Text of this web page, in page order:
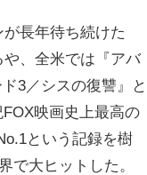
長年待ち続けた
、全米では『アバ
3／シスの復讐』と
映画史上最高の
という記録を樹
で大ヒットした。